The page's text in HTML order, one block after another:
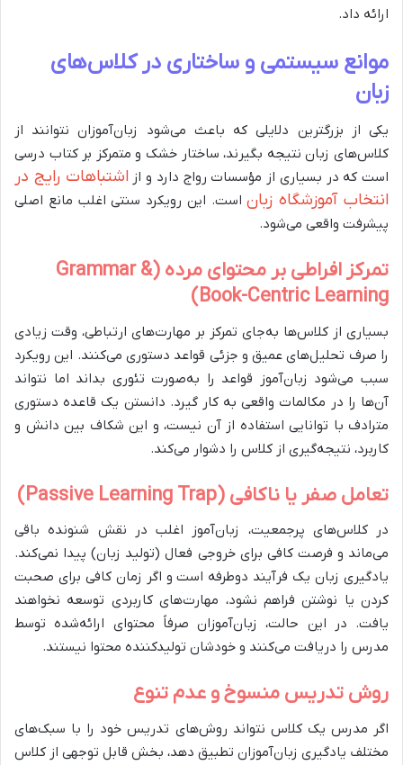
ارائه داد.
موانع سیستمی و ساختاری در کلاس‌های
زبان
یکی از بزرگترین دلایلی که باعث می‌شود زبان‌آموزان نتوانند از
کلاس‌های زبان نتیجه بگیرند، ساختار خشک و متمرکز بر کتاب درسی
است که در بسیاری از مؤسسات رواج دارد و از اشتباهات رایج در
انتخاب آموزشگاه زباناست. این رویکرد سنتی اغلب مانع اصلی
پیشرفت واقعی می‌شود.
تمرکز افراطی بر محتوای مرده (Grammar &
Book-Centric Learning)
بسیاری از کلاس‌ها به‌جای تمرکز بر مهارت‌های ارتباطی، وقت زیادی
را صرف تحلیل‌های عمیق و جزئی قواعد دستوری می‌کنند. این رویکرد
سبب می‌شود زبان‌آموز قواعد را به‌صورت تئوری بداند اما نتواند
آن‌ها را در مکالمات واقعی به کار گیرد. دانستن یک قاعده دستوری
مترادف با توانایی استفاده از آن نیست، و این شکاف بین دانش و
کاربرد، نتیجه‌گیری از کلاس را دشوار می‌کند.
تعامل صفر یا ناکافی (Passive Learning Trap)
در کلاس‌های پرجمعیت، زبان‌آموز اغلب در نقش شنونده باقی
می‌ماند و فرصت کافی برای خروجی فعال (تولید زبان) پیدا نمی‌کند.
یادگیری زبان یک فرآیند دوطرفه است و اگر زمان کافی برای صحبت
کردن یا نوشتن فراهم نشود، مهارت‌های کاربردی توسعه نخواهند
یافت. در این حالت، زبان‌آموزان صرفاً محتوای ارائه‌شده توسط
مدرس را دریافت می‌کنند و خودشان تولیدکننده محتوا نیستند.
روش تدریس منسوخ و عدم تنوع
اگر مدرس یک کلاس نتواند روش‌های تدریس خود را با سبک‌های
مختلف یادگیری زبان‌آموزان تطبیق دهد، بخش قابل توجهی از کلاس